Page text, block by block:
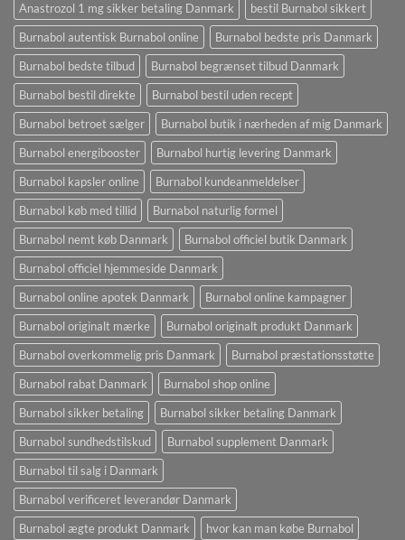
Anastrozol 1 mg sikker betaling Danmark
bestil Burnabol sikkert
Burnabol autentisk Burnabol online
Burnabol bedste pris Danmark
Burnabol bedste tilbud
Burnabol begrænset tilbud Danmark
Burnabol bestil direkte
Burnabol bestil uden recept
Burnabol betroet sælger
Burnabol butik i nærheden af ​​mig Danmark
Burnabol energibooster
Burnabol hurtig levering Danmark
Burnabol kapsler online
Burnabol kundeanmeldelser
Burnabol køb med tillid
Burnabol naturlig formel
Burnabol nemt køb Danmark
Burnabol officiel butik Danmark
Burnabol officiel hjemmeside Danmark
Burnabol online apotek Danmark
Burnabol online kampagner
Burnabol originalt mærke
Burnabol originalt produkt Danmark
Burnabol overkommelig pris Danmark
Burnabol præstationsstøtte
Burnabol rabat Danmark
Burnabol shop online
Burnabol sikker betaling
Burnabol sikker betaling Danmark
Burnabol sundhedstilskud
Burnabol supplement Danmark
Burnabol til salg i Danmark
Burnabol verificeret leverandør Danmark
Burnabol ægte produkt Danmark
hvor kan man købe Burnabol